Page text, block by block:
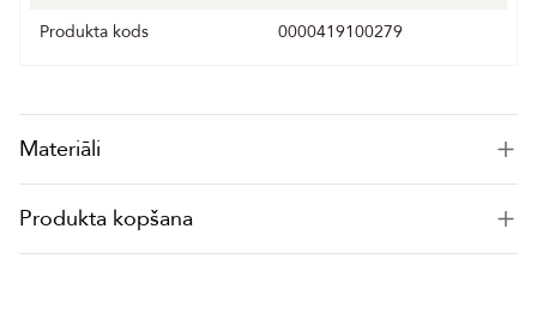
Produkta kods
0000419100279
Materiāli
Produkta kopšana